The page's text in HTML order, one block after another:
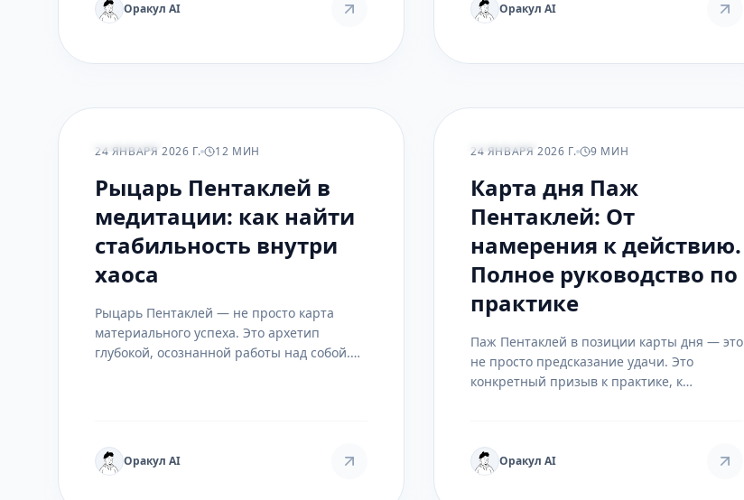
Оракул AI Оракул AI
24 ЯНВАРЯ 2026 Г. 12 МИН
Рыцарь Пентаклей в
медитации: как найти
стабильность внутри
хаоса
Рыцарь Пентаклей — не просто карта
материального успеха. Это архетип
глубокой, осознанной работы над собой.
Оракул AI
24 ЯНВАРЯ 2026 Г. 9 МИН
Карта дня Паж
Пентаклей: От
намерения к действию.
Полное руководство по
практике
Паж Пентаклей в позиции карты дня — это
не просто предсказание удачи. Это
конкретный призыв к практике, к
Оракул AI